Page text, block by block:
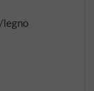
1566. Un
e
legno